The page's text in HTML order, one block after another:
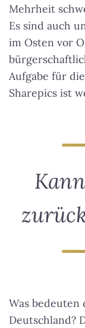
Mehrheit
Es sind auch
im Osten vor
Aufgabe für
Sharepics ist
Was
Deutschland?